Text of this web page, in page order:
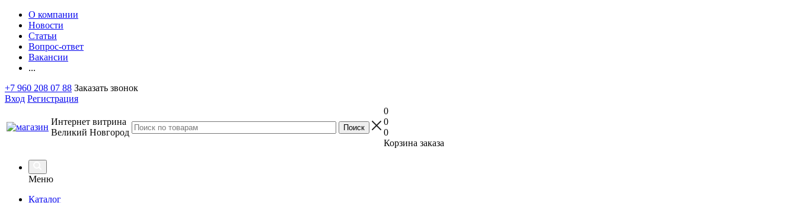
О компании
Новости
Статьи
Вопрос-ответ
Вакансии
...
+7 960 208 07 88 Заказать звонок
Вход Регистрация
Интернет витрина
Великий Новгород
0
0
0
Корзина заказа
Меню
Каталог